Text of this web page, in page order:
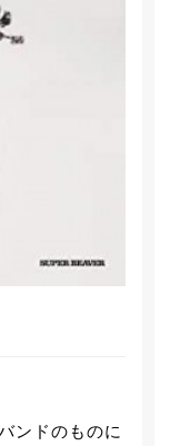
ンドのものに